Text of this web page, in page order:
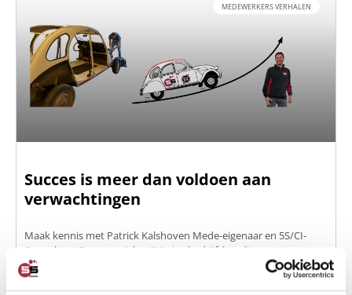
MEDEWERKERS VERHALEN
Succes is meer dan voldoen aan
verwachtingen
Maak kennis met Patrick Kalshoven Mede-eigenaar en 5S/CI-
Consultant Een energieke 48-jarige bedrijfskundige met
BEKIJK DEZE CASE>>